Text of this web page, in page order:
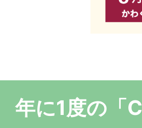
年に1度の「